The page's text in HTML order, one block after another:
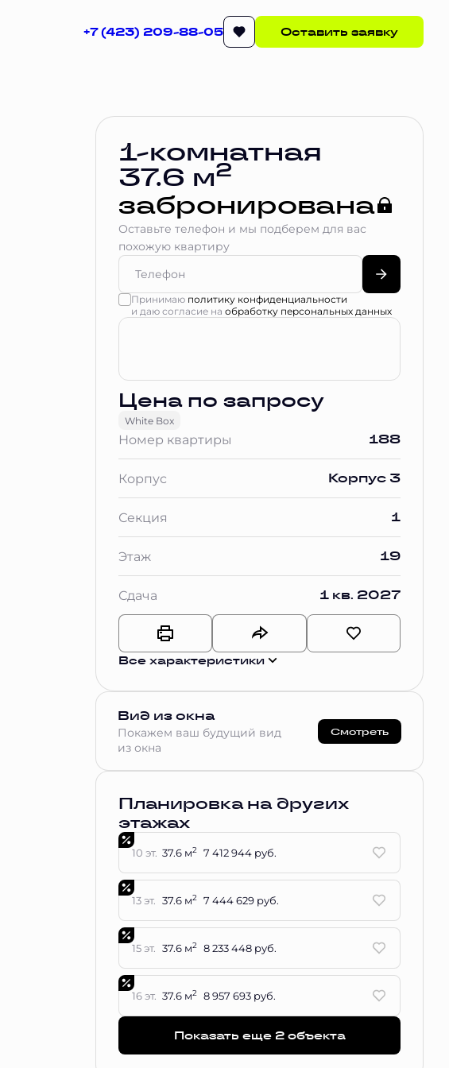
+7 (423) 209-88-05 Оставить заявку
Квартира забронирована
1-комнатная
37.6 м2
забронирована
Оставьте телефон и мы подберем для вас
похожую квартиру
Принимаю политику конфиденциальности
и даю согласие на обработку персональных данных
Цена по запросу
White Box
Номер квартиры 188
Корпус Корпус 3
Секция 1
Этаж 19
Сдача 1 кв. 2027
Все характеристики
Вид из окна
Покажем ваш будущий вид
из окна
Смотреть
Планировка на других
этажах
10 эт. 37.6 м2 7 412 944 руб.
13 эт. 37.6 м2 7 444 629 руб.
15 эт. 37.6 м2 8 233 448 руб.
16 эт. 37.6 м2 8 957 693 руб.
Показать еще 2 объектa